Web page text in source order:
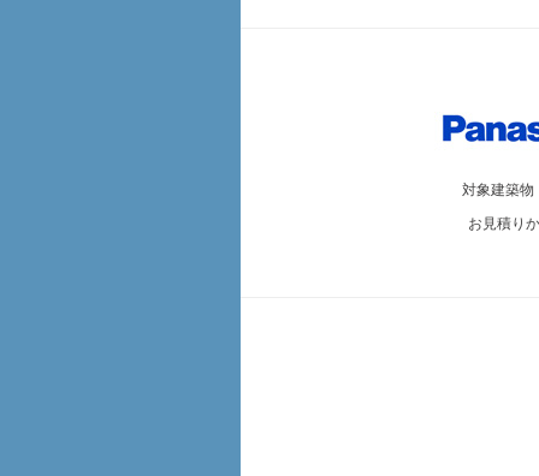
対象建築物
お見積り